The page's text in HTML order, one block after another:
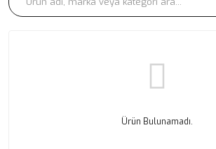
Ürün Bulunamadı.